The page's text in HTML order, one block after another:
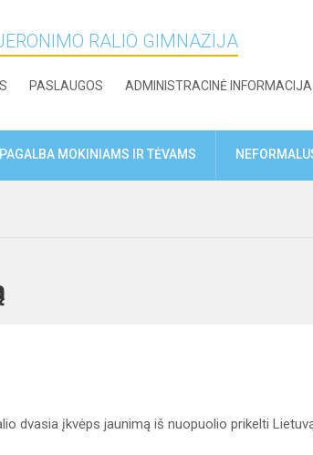
RALIO GIMNAZIJA
PASLAUGOS ADMINISTRACINĖ INFORMACIJA
PAGALBA MOKINIAMS IR TĖVAMS
dvasia įkvėps jaunimą iš nuopuolio prikelti